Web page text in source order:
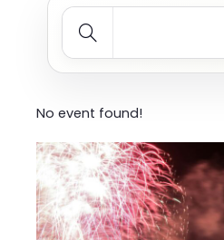
No event found!